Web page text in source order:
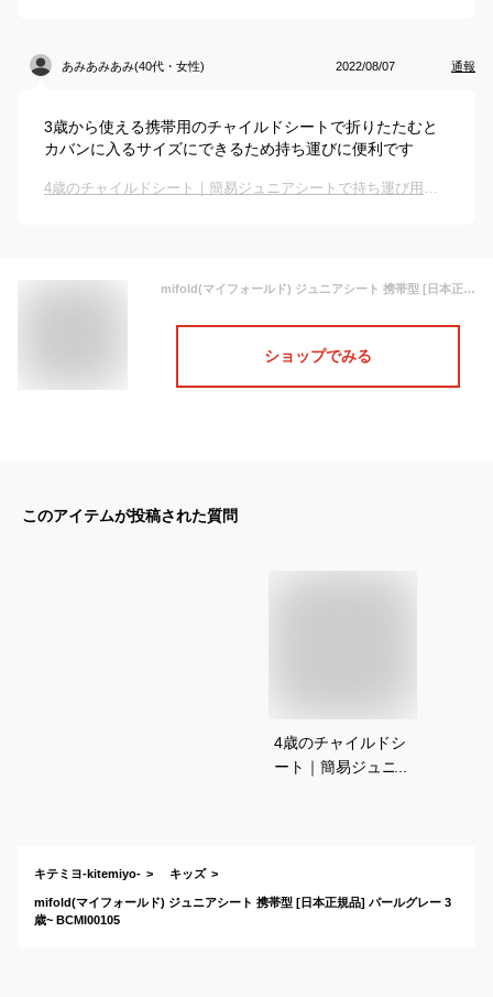
あみあみあみ(40代・女性) 2022/08/07 通報
3歳から使える携帯用のチャイルドシートで折りたたむと
カバンに入るサイズにできるため持ち運びに便利です
4歳のチャイルドシート｜簡易ジュニアシートで持ち運び用のおすすめは？
mifold(マイフォールド) ジュニアシート 携帯型 [日本正規品] パールグレー 3歳~ BCMI00105
ショップでみる
このアイテムが投稿された質問
4歳のチャイルドシ
ート｜簡易ジュニア
キテミヨ-kitemiyo- キッズ
mifold(マイフォールド) ジュニアシート 携帯型 [日本正規品] パールグレー 3
歳~ BCMI00105